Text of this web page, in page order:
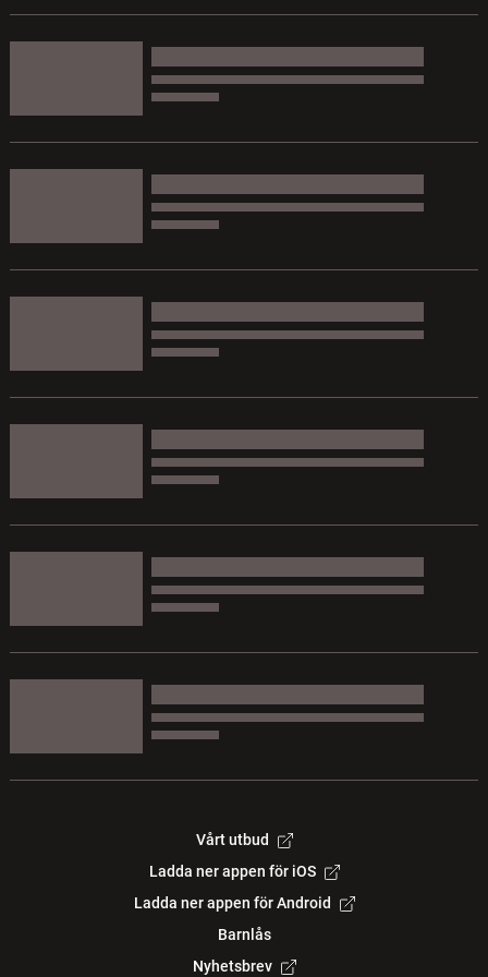
Vårt utbud
Ladda ner appen för iOS
Ladda ner appen för Android
Barnlås
Nyhetsbrev